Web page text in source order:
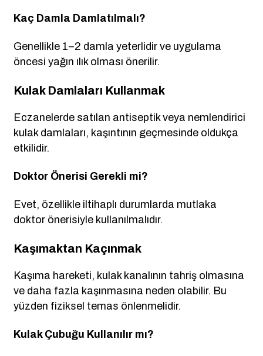
Kaç Damla Damlatılmalı?
Genellikle 1–2 damla yeterlidir ve uygulama
öncesi yağın ılık olması önerilir.
Kulak Damlaları Kullanmak
Eczanelerde satılan antiseptik veya nemlendirici
kulak damlaları, kaşıntının geçmesinde oldukça
etkilidir.
Doktor Önerisi Gerekli mi?
Evet, özellikle iltihaplı durumlarda mutlaka
doktor önerisiyle kullanılmalıdır.
Kaşımaktan Kaçınmak
Kaşıma hareketi, kulak kanalının tahriş olmasına
ve daha fazla kaşınmasına neden olabilir. Bu
yüzden fiziksel temas önlenmelidir.
Kulak Çubuğu Kullanılır mı?